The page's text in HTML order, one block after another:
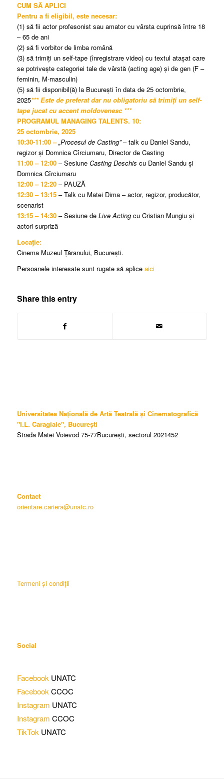
CUM SĂ APLICI
Pentru a fi eligibil, este necesar:
(1) să fii actor profesonist sau amator cu vârsta cuprinsă între 18
– 65 de ani
(2) să fi vorbitor de limba română
(3) să trimiți un self-tape (înregistrare video) cu textul atașat care
se potrivește categoriei tale de vârstă (acting age) și de gen (F –
feminin, M-masculin)
(5) să fii disponibil(ă) la București în data de 25 octombrie,
2025*** Este de preferat dar nu obligatoriu să trimiți un self-
tape jucat cu accent moldovenesc ***
PROGRAMUL MANAGING TALENTS. 10:
25 octombrie, 2025
10:30-11:00 –„Procesul de Casting”– talk cu Daniel Sandu,
regizor și Domnica Cîrciumaru, Director de Casting
11:00 – 12:00– Sesiune Casting Deschis cu Daniel Sandu și
Domnica Cîrciumaru
12:00 – 12:20– PAUZĂ
12:30 – 13:15– Talk cu Matei Dima – actor, regizor, producător,
scenarist
13:15 – 14:30– Sesiune de Live Actingcu Cristian Mungiu și
actori surpriză
Locație:
Cinema Muzeul Țăranului, București.
Persoanele interesate sunt rugate să aplice aici
Share this entry
Universitatea Națională de Artă Teatrală și Cinematografică
"I.L. Caragiale", București
Strada Matei Voievod 75-77București, sectorul 2021452
Contact
orientare.cariera@unatc.ro
Termeni și condiții
Social
Facebook UNATC
Facebook CCOC
Instagram UNATC
Instagram CCOC
TikTok UNATC